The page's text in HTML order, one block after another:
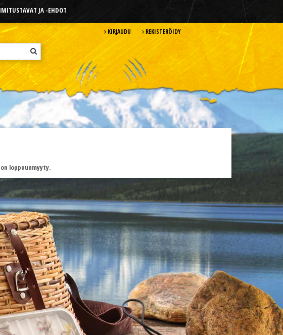
JA -EHDOT
KIRJAUDU REKISTERÖIDY
loppuunmyyty.